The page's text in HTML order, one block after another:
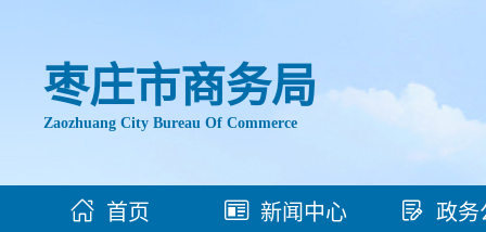
枣庄市商务局
Zaozhuang City Bureau Of Commerce
首页 新闻中心 政务